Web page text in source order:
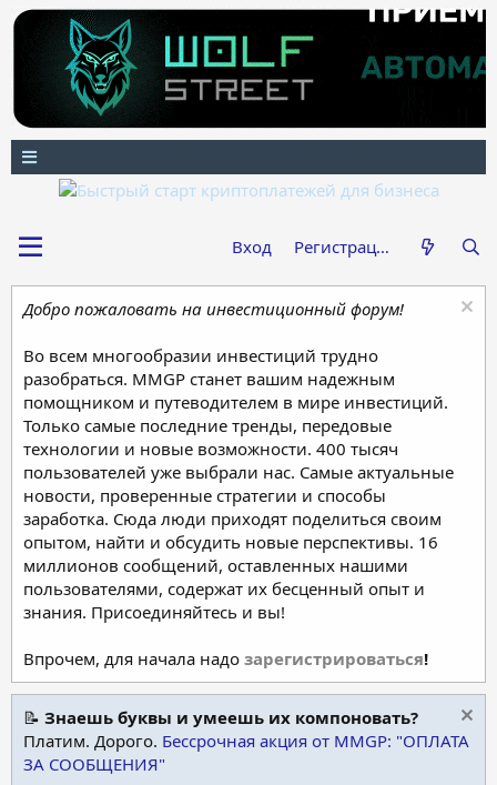
Вход Регистрация
Добро пожаловать на инвестиционный форум!
Во всем многообразии инвестиций трудно
разобраться. MMGP станет вашим надежным
помощником и путеводителем в мире инвестиций.
Только самые последние тренды, передовые
технологии и новые возможности. 400 тысяч
пользователей уже выбрали нас. Самые актуальные
новости, проверенные стратегии и способы
заработка. Сюда люди приходят поделиться своим
опытом, найти и обсудить новые перспективы. 16
миллионов сообщений, оставленных нашими
пользователями, содержат их бесценный опыт и
знания. Присоединяйтесь и вы!
Впрочем, для начала надо зарегистрироваться!
📝 Знаешь буквы и умеешь их компоновать?
Платим. Дорого. Бессрочная акция от MMGP: "ОПЛАТА
ЗА СООБЩЕНИЯ"